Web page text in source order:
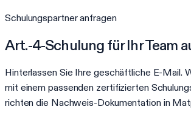
Schulungspartner anfragen
Art.-4-Schulung für Ihr Team
Hinterlassen Sie Ihre geschäftliche E-Mail.
mit einem passenden zertifizierten
richten die Nachweis-Dokumentation in